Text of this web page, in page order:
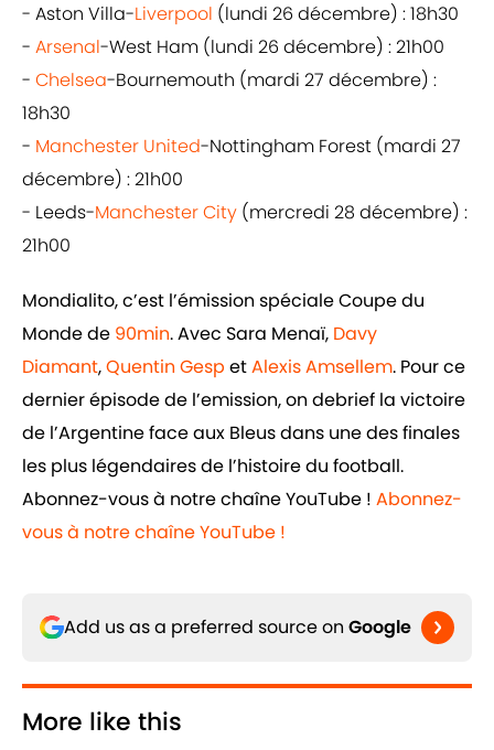
- Aston Villa-Liverpool (lundi 26 décembre) : 18h30
- Arsenal-West Ham (lundi 26 décembre) : 21h00
- Chelsea-Bournemouth (mardi 27 décembre) :
18h30
- Manchester United-Nottingham Forest (mardi 27
décembre) : 21h00
- Leeds-Manchester City (mercredi 28 décembre) :
21h00
Mondialito, c’est l’émission spéciale Coupe du
Monde de 90min. Avec Sara Menaï, Davy
Diamant,Quentin Gesp etAlexis Amsellem. Pour ce
dernier épisode de l’emission, on debrief la victoire
de l’Argentine face aux Bleus dans une des finales
les plus légendaires de l’histoire du football.
Abonnez-vous à notre chaîne YouTube ! Abonnez-
vous à notre chaîne YouTube !
Add us as a preferred source on Google
More like this